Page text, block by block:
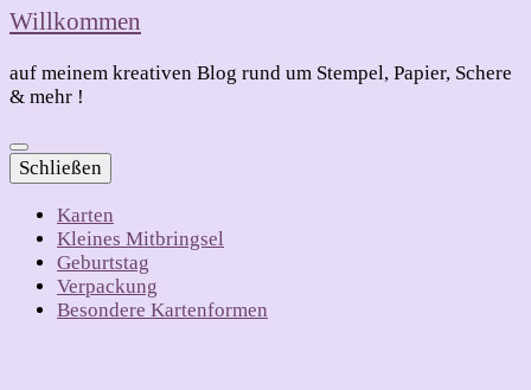
Willkommen
auf meinem kreativen Blog rund um Stempel, Papier, Schere
& mehr !
Schließen
Karten
Kleines Mitbringsel
Geburtstag
Verpackung
Besondere Kartenformen